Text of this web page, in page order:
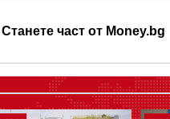
Станете част от Money.bg